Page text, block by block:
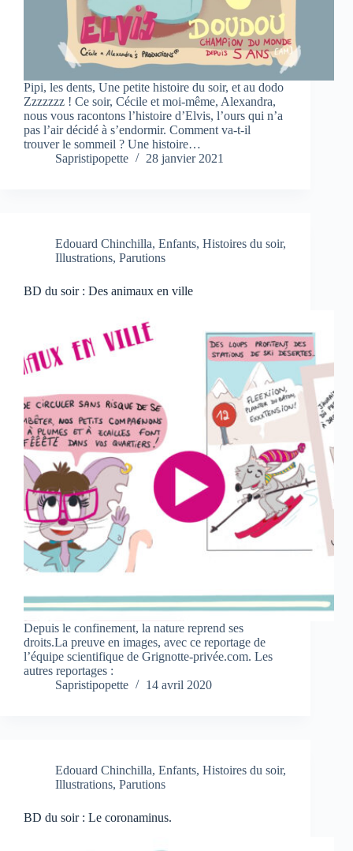
Pipi, les dents, Une petite histoire du soir, et au dodo
Zzzzzzz ! Ce soir, Cécile et moi-même, Alexandra,
nous vous racontons l’histoire d’Elvis, l’ours qui n’a
pas l’air décidé à s’endormir. Comment va-t-il
trouver le sommeil ? Une histoire…
Sapristipopette
28 janvier 2021
Edouard Chinchilla, Enfants, Histoires du soir,
Illustrations, Parutions
BD du soir : Des animaux en ville
Depuis le confinement, la nature reprend ses
droits.La preuve en images, avec ce reportage de
l’équipe scientifique de Grignotte-privée.com. Les
autres reportages :
Sapristipopette
14 avril 2020
Edouard Chinchilla, Enfants, Histoires du soir,
Illustrations, Parutions
BD du soir : Le coronaminus.